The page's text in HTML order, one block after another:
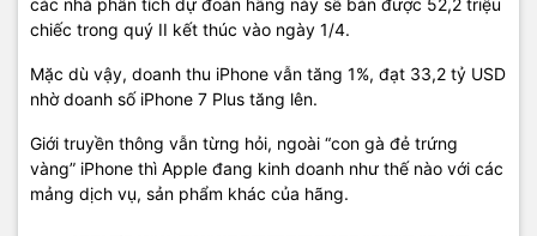
chiếc trong quý II kết thúc vào ngày 1/4.
Mặc dù vậy, doanh thu iPhone vẫn tăng 1%, đạt 33,2 tỷ USD
nhờ doanh số iPhone 7 Plus tăng lên.
Giới truyền thông vẫn từng hỏi, ngoài “con gà đẻ trứng
vàng” iPhone thì Apple đang kinh doanh như thế nào với các
mảng dịch vụ, sản phẩm khác của hãng.